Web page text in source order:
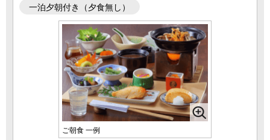
一泊夕朝付き（夕食無し）
ご朝食 一例